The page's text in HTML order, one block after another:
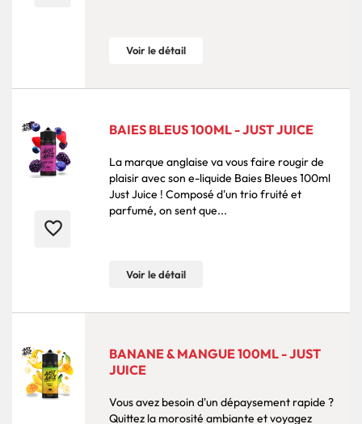
Voir le détail
favorite_border
BAIES BLEUS 100ML - JUST JUICE
La marque anglaise va vous faire rougir de
plaisir avec son e-liquide Baies Bleues 100ml
Just Juice ! Composé d'un trio fruité et
parfumé, on sent que...
Voir le détail
BANANE & MANGUE 100ML - JUST
JUICE
Vous avez besoin d'un dépaysement rapide ?
Quittez la morosité ambiante et voyagez